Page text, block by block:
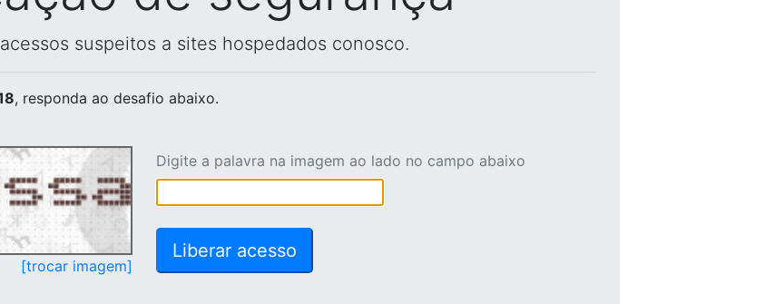
suspeitos a sites hospedados conosco.
, responda ao desafio abaixo.
[trocar imagem]
Digite a palavra na imagem ao lado no campo abaixo